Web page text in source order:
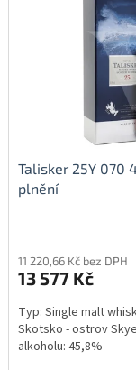
Talisker 25Y 070
plnění
11 220,66 Kč bez DPH
13 577 Kč
Typ: Single malt
Skotsko - ostrov
alkoholu: 45,8%